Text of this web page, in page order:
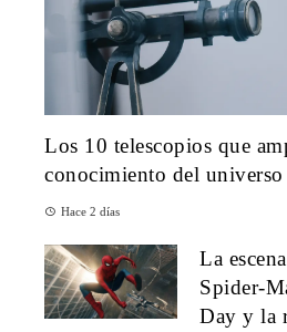
Los 10 telescopios que
conocimiento del universo
Hace 2 días
La
Spider-
Day y la